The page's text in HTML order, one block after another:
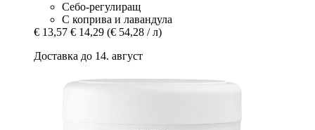
Себо-регулиращ
С коприва и лавандула
€ 13,57 € 14,29 (€ 54,28 / л)
Доставка до 14. август